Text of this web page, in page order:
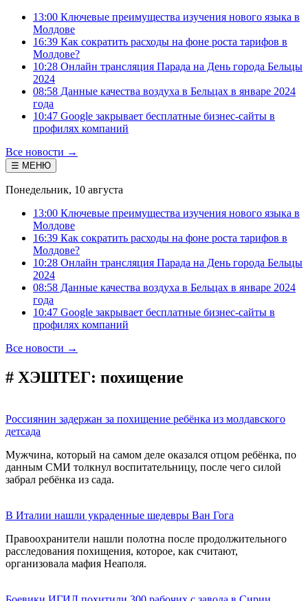
13:00 Ключевые преимущества изучения нового языка в
Молдове
16:39 Как сократить расходы на фоне роста тарифов в
Молдове?
10:28 Онлайн трансляция Парада на День города Бельцы
2024
08:58 Данные качества воздуха в Бельцах в январе 2024
года
10:47 Google закрывает бесплатные бизнес-сайты в
профилях компаний
Все новости →
☰ МЕНЮ
Понедельник, 10 августа
13:00 Ключевые преимущества изучения нового языка в
Молдове
16:39 Как сократить расходы на фоне роста тарифов в
Молдове?
10:28 Онлайн трансляция Парада на День города Бельцы
2024
08:58 Данные качества воздуха в Бельцах в январе 2024
года
10:47 Google закрывает бесплатные бизнес-сайты в
профилях компаний
Все новости →
# ХЭШТЕГ: похищение
Россиянин задержан за похищение ребёнка из молдавского
детсада
Мужчина, который на самом деле оказался отцом ребёнка, по
данным СМИ толкнул воспитательницу, после чего силой
забрал ребёнка из сада.
В Италии нашли украденные шедевры Ван Гога
Правоохранители нашли полотна после продолжительного
расследования похищения, которое, как считают,
организовала мафия Неаполя.